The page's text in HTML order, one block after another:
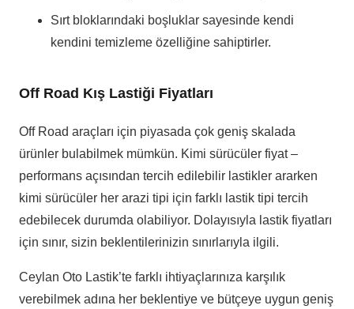
Sırt bloklarındaki boşluklar sayesinde kendi
kendini temizleme özelliğine sahiptirler.
Off Road Kış Lastiği Fiyatları
Off Road araçları için piyasada çok geniş skalada
ürünler bulabilmek mümkün. Kimi sürücüler fiyat –
performans açısından tercih edilebilir lastikler ararken
kimi sürücüler her arazi tipi için farklı lastik tipi tercih
edebilecek durumda olabiliyor. Dolayısıyla lastik fiyatları
için sınır, sizin beklentilerinizin sınırlarıyla ilgili.
Ceylan Oto Lastik’te farklı ihtiyaçlarınıza karşılık
verebilmek adına her beklentiye ve bütçeye uygun geniş